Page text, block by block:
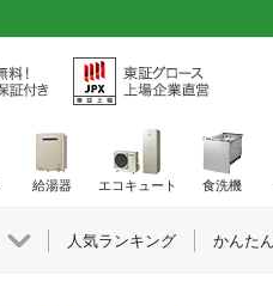
給湯器 エコキュート 食洗機
人気ランキング かんた